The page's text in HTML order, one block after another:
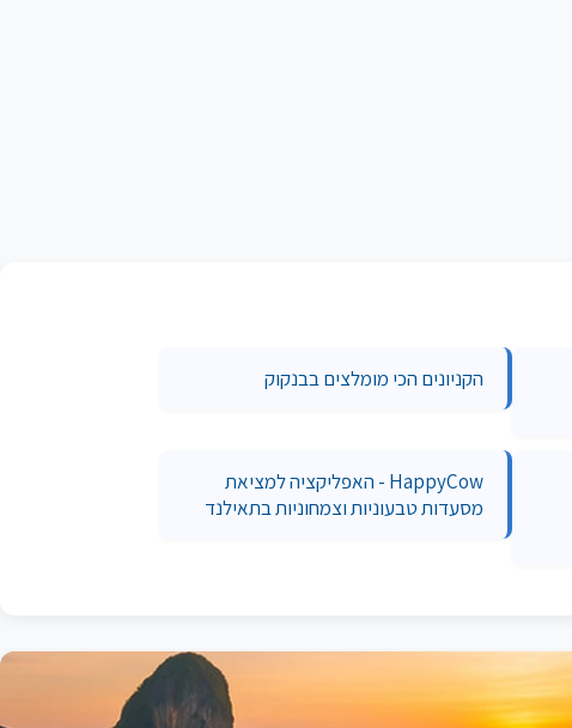
הקניונים הכי מומלצים בבנקוק
HappyCow - האפליקציה למציאת
מסעדות טבעוניות וצמחוניות בתאילנד